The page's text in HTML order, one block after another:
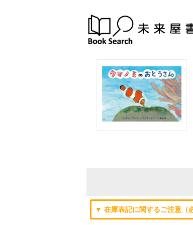
▼ 在庫表記に関するご注意（